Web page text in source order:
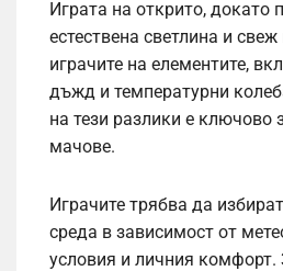
Играта на открито, докато
естествена светлина и
играчите на елементите,
дъжд и температурни
на тези разлики е ключово
мачове.
Играчите трябва да
среда в зависимост от
условия и личния комфорт.